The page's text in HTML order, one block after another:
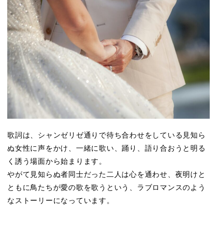
歌詞は、シャンゼリゼ通りで待ち合わせをしている見知ら
ぬ女性に声をかけ、一緒に歌い、踊り、語り合おうと明る
く誘う場面から始まります。
やがて見知らぬ者同士だった二人は心を通わせ、夜明けと
ともに鳥たちが愛の歌を歌うという、ラブロマンスのよう
なストーリーになっています。